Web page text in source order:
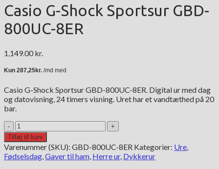
Casio G-Shock Sportsur GBD-
800UC-8ER
1,149.00 kr.
Casio G-Shock Sportsur GBD-800UC-8ER. Digital ur med dag
og datovisning, 24 timers visning. Uret har et vandtæthed på 20
bar.
Casio
G-
Shock
Sportsur
GBD-
Tilføj til kurv
Varenummer (SKU): GBD-800UC-8ER Kategorier: Ure,
Fødselsdag,Gaver til ham, Herre ur, Dykkerur